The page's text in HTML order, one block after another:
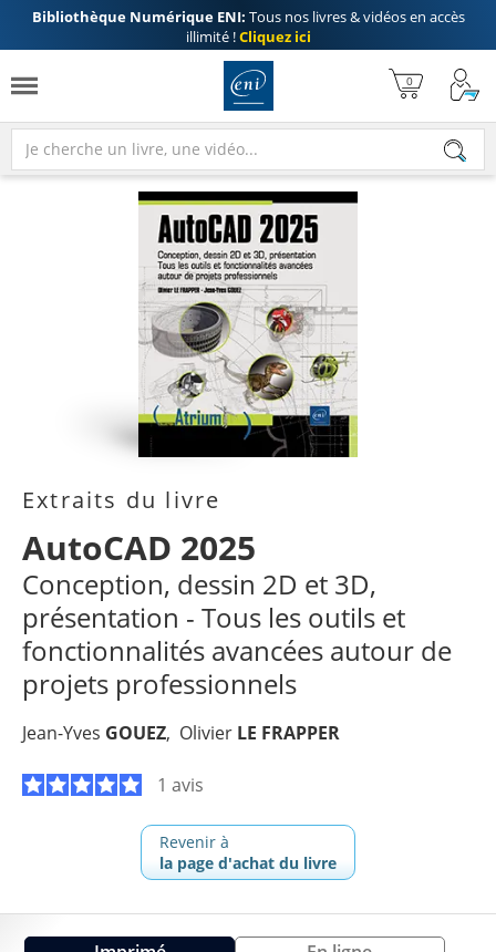
Bibliothèque Numérique ENI: Tous nos livres & vidéos en accès
illimité !Cliquez ici
Extraits du livre
AutoCAD 2025
Conception, dessin 2D et 3D,
présentation - Tous les outils et
fonctionnalités avancées autour de
projets professionnels
Jean-Yves GOUEZ Olivier LE FRAPPER
1 avis
Revenir à
la page d'achat du livre